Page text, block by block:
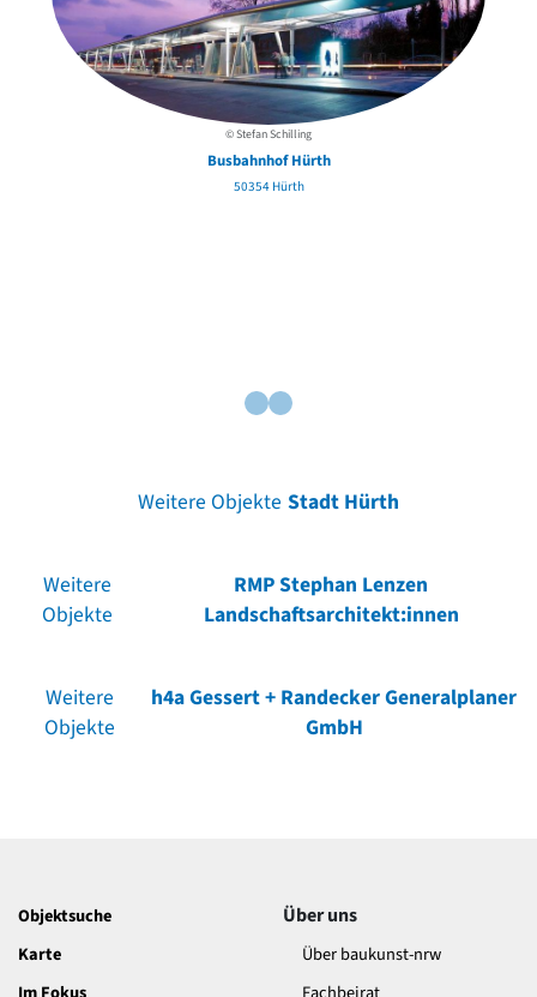
© Stefan Schilling
Busbahnhof Hürth
50354 Hürth
Weitere Objekte Stadt Hürth
Weitere
Objekte
RMP Stephan Lenzen
Landschaftsarchitekt:innen
Weitere
Objekte
h4a Gessert + Randecker Generalplaner
GmbH
Objektsuche
Karte
Über uns
Über baukunst-nrw